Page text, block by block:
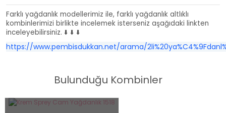
Farklı yağdanlık modellerimiz ile, farklı yağdanlık altlıklı
kombinlerimizi birlikte incelemek isterseniz aşağıdaki linkten
inceleyebilirsiniz. ⬇️ ⬇️ ⬇️
https://www.pembisdukkan.net/arama/
Bulunduğu Kombinler